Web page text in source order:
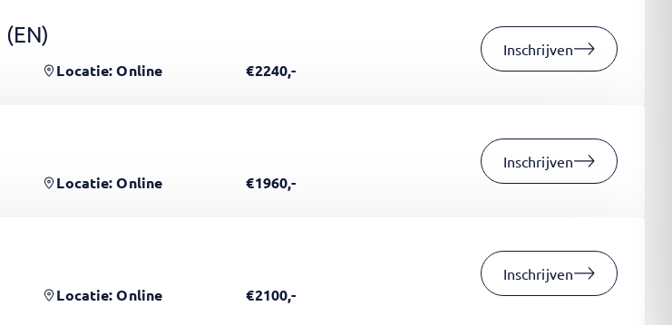
(EN)
Locatie: Online €2240,-
Inschrijven
Locatie: Online €1960,-
Inschrijven
Locatie: Online €2100,-
Inschrijven